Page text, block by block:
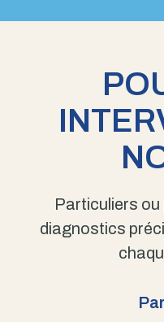
Particuliers
diagnostics